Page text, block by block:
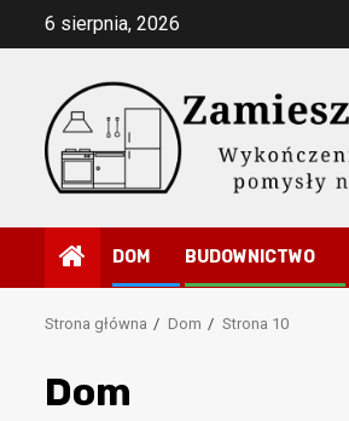
Przejdź6 sierpnia, 2026
DOM BUDOWNICTWO
Strona główna Dom Strona 10
Dom